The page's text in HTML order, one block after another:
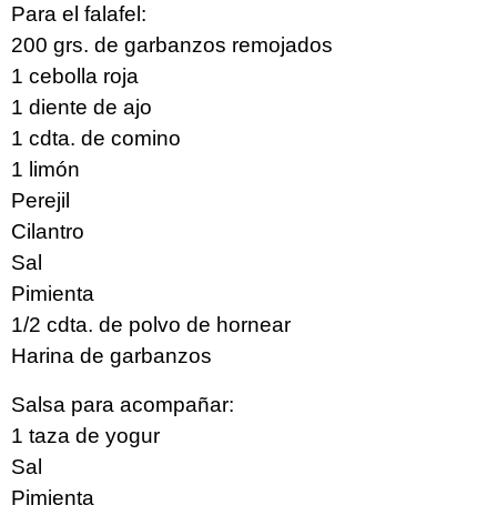
Para el falafel:
200 grs. de garbanzos remojados
1 cebolla roja
1 diente de ajo
1 cdta. de comino
1 limón
Perejil
Cilantro
Sal
Pimienta
1/2 cdta. de polvo de hornear
Harina de garbanzos
Salsa para acompañar:
1 taza de yogur
Sal
Pimienta